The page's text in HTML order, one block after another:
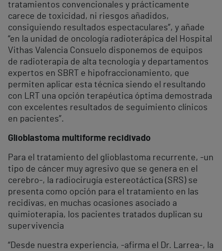
tratamientos convencionales y prácticamente
carece de toxicidad, ni riesgos añadidos,
consiguiendo resultados espectaculares”, y añade
“en la unidad de oncología radioterápica del Hospital
Vithas Valencia Consuelo disponemos de equipos
de radioterapia de alta tecnología y departamentos
expertos en SBRT e hipofraccionamiento, que
permiten aplicar esta técnica siendo el resultando
con LRT una opción terapéutica óptima demostrada
con excelentes resultados de seguimiento clínicos
en pacientes”.
Glioblastoma multiforme recidivado
Para el tratamiento del glioblastoma recurrente, -un
tipo de cáncer muy agresivo que se genera en el
cerebro-, la radiocirugía estereotáctica (SRS) se
presenta como opción para el tratamiento en las
recidivas, en muchas ocasiones asociado a
quimioterapia, los pacientes tratados duplican su
supervivencia
“Desde nuestra experiencia, -afirma el Dr. Larrea-, la